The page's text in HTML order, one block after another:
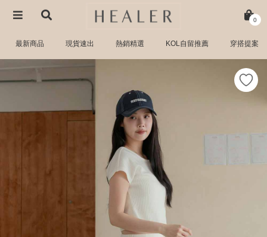
0
最新商品 現貨速出 熱銷精選 KOL自留推薦 穿搭提案